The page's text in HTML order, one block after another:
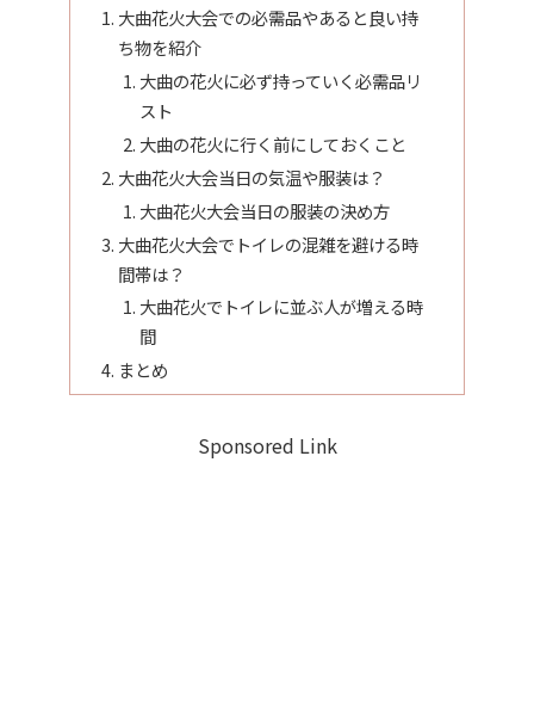
大曲花火大会での必需品やあると良い持
ち物を紹介
大曲の花火に必ず持っていく必需品リ
スト
大曲の花火に行く前にしておくこと
大曲花火大会当日の気温や服装は？
大曲花火大会当日の服装の決め方
大曲花火大会でトイレの混雑を避ける時
間帯は？
大曲花火でトイレに並ぶ人が増える時
間
まとめ
Sponsored Link